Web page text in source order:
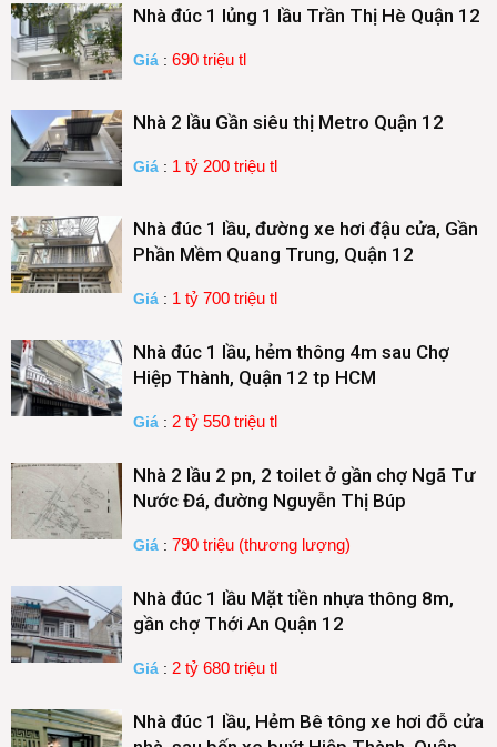
Nhà đúc 1 lủng 1 lầu Trần Thị Hè Quận 12
Giá : 690 triệu tl
Nhà 2 lầu Gần siêu thị Metro Quận 12
Giá : 1 tỷ 200 triệu tl
Nhà đúc 1 lầu, đường xe hơi đậu cửa, Gần
Phần Mềm Quang Trung, Quận 12
Giá : 1 tỷ 700 triệu tl
Nhà đúc 1 lầu, hẻm thông 4m sau Chợ
Hiệp Thành, Quận 12 tp HCM
Giá : 2 tỷ 550 triệu tl
Nhà 2 lầu 2 pn, 2 toilet ở gần chợ Ngã Tư
Nước Đá, đường Nguyễn Thị Búp
Giá : 790 triệu (thương lượng)
Nhà đúc 1 lầu Mặt tiền nhựa thông 8m,
gần chợ Thới An Quận 12
Giá : 2 tỷ 680 triệu tl
Nhà đúc 1 lầu, Hẻm Bê tông xe hơi đỗ cửa